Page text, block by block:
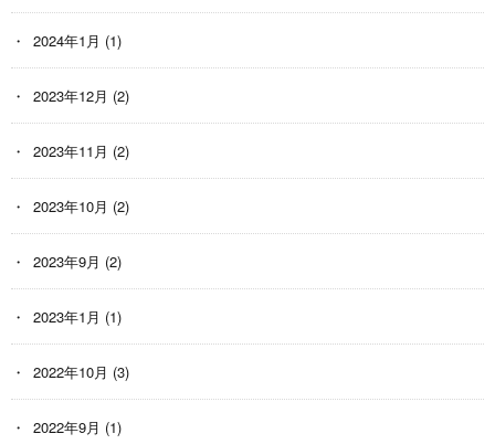
2024年1月 (1)
2023年12月 (2)
2023年11月 (2)
2023年10月 (2)
2023年9月 (2)
2023年1月 (1)
2022年10月 (3)
2022年9月 (1)